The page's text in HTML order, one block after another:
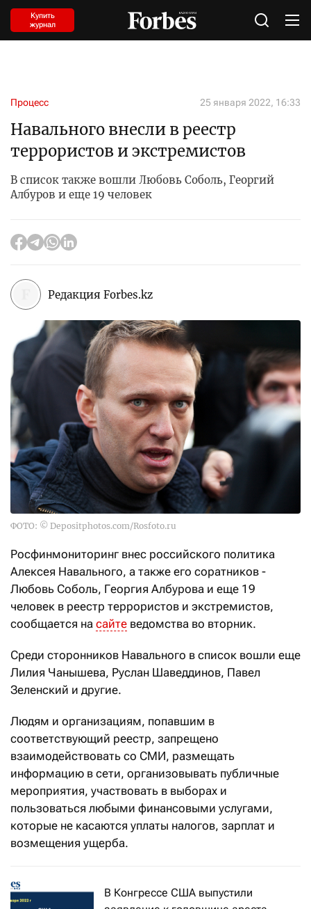
Купить
журнал
Процесс 25 января 2022, 16:33
Навального внесли в реестр
террористов и экстремистов
В список также вошли Любовь Соболь, Георгий
Албуров и еще 19 человек
Редакция Forbes.kz
ФОТО: © Depositphotos.com/Rosfoto.ru
Росфинмониторинг внес российского политика
Алексея Навального, а также его соратников -
Любовь Соболь, Георгия Албурова и еще 19
человек в реестр террористов и экстремистов,
сообщается на сайте ведомства во вторник.
Среди сторонников Навального в список вошли еще
Лилия Чанышева, Руслан Шаведдинов, Павел
Зеленский и другие.
Людям и организациям, попавшим в
соответствующий реестр, запрещено
взаимодействовать со СМИ, размещать
информацию в сети, организовывать публичные
мероприятия, участвовать в выборах и
пользоваться любыми финансовыми услугами,
которые не касаются уплаты налогов, зарплат и
возмещения ущерба.
В Конгрессе США выпустили